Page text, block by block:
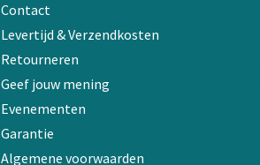
Contact
Levertijd & Verzendkosten
Retourneren
Geef jouw mening
Evenementen
Garantie
Algemene voorwaarden